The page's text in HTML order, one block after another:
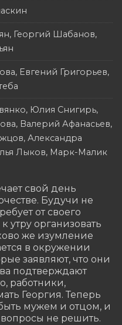
Георгий Шабанов,
Евгений Григорьев,
Юлия Снигирь,
Валерий Афанасьев,
Александра
Лыков, Марк-Малик
свой день
Будучи не
от своего
yтpy организовать
же изумление
в окружении
заявляют, что они
подтверждают
работники,
Георгия. Теперь
мужем и отцом, и
не решить.